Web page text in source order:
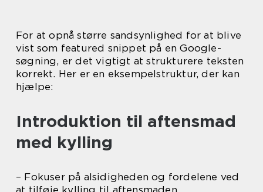
For at opnå større sandsynlighed for at blive
vist som featured snippet på en Google-
søgning, er det vigtigt at strukturere teksten
korrekt. Her er en eksempelstruktur, der kan
hjælpe:
Introduktion til aftensmad
med kylling
– Fokuser på alsidigheden og fordelene ved
at tilføje kylling til aftensmaden